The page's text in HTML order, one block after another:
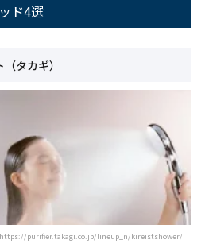
ド4選
タカギ）
https://purifier.takagi.co.jp/lineup_n/kireistshower/